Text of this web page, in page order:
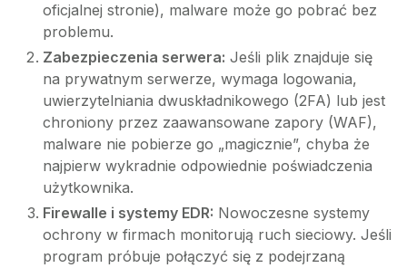
oficjalnej stronie), malware może go pobrać bez
problemu.
Zabezpieczenia serwera: Jeśli plik znajduje się
na prywatnym serwerze, wymaga logowania,
uwierzytelniania dwuskładnikowego (2FA) lub jest
chroniony przez zaawansowane zapory (WAF),
malware nie pobierze go „magicznie”, chyba że
najpierw wykradnie odpowiednie poświadczenia
użytkownika.
Firewalle i systemy EDR: Nowoczesne systemy
ochrony w firmach monitorują ruch sieciowy. Jeśli
program próbuje połączyć się z podejrzaną